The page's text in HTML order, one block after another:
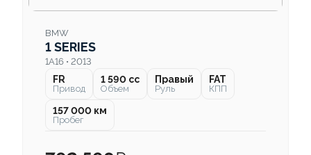
BMW
1 SERIES
1A16 • 2013
FR
Привод
1 590 cc
Объем
Правый
Руль
FAT
КПП
157 000 км
Пробег